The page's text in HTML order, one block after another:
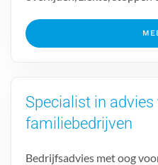
Specialist in advies
familiebedrijven
Bedrijfsadvies met oog